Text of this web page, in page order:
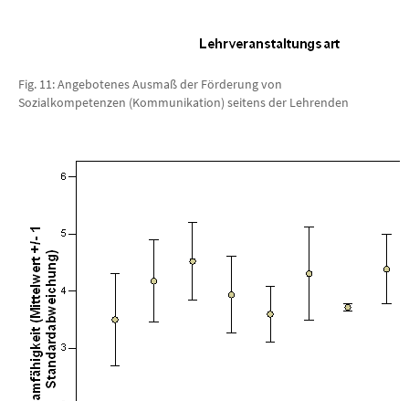
Fig. 11: Angebotenes Ausmaß der Förderung von
Sozialkompetenzen (Kommunikation) seitens der Lehrenden